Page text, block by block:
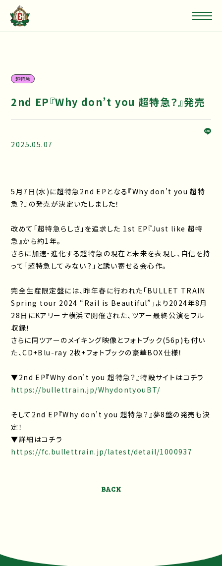
超特急
2nd EP『Why don’t you 超特急？』発売
2025.05.07
5月7日(水)に超特急2nd EPとなる『Why don’t you 超特
急？』の発売が決定いたしました！
改めて「超特急らしさ」を追求した 1st EP『Just like 超特
急』から約1年。
さらに加速・進化する超特急の現在と未来を表現し、自信を持
って「超特急してみない？」と誘い寄せる会心作。
完全生産限定盤には、昨年春に行われた「BULLET TRAIN
Spring tour 2024 “Rail is Beautiful”」より2024年8月
28日にKアリーナ横浜で開催された、ツアー最終公演をフル
収録！
さらに同ツアーのメイキング映像とフォトブック(56p)も付い
た、CD+Blu-ray 2枚+フォトブックの豪華BOX仕様！
▼2nd EP『Why don’t you 超特急？』特設サイトはコチラ
https://bullettrain.jp/WhydontyouBT/
そして2nd EP『Why don’t you 超特急？』夢8盤の発売も決
定！
▼詳細はコチラ
https://fc.bullettrain.jp/latest/detail/1000937
BACK